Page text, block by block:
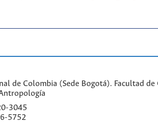
de Colombia (Sede Bogotá). Facultad de
3045
5752